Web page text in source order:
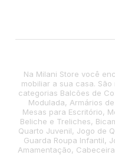
Na Milani Store você
mobiliar a sua casa.
categorias Balcões de
Modulada, Armários
Mesas para Escritório,
Beliche e Treliches,
Quarto Juvenil, Jogo de
Guarda Roupa Infantil,
Amamentação,